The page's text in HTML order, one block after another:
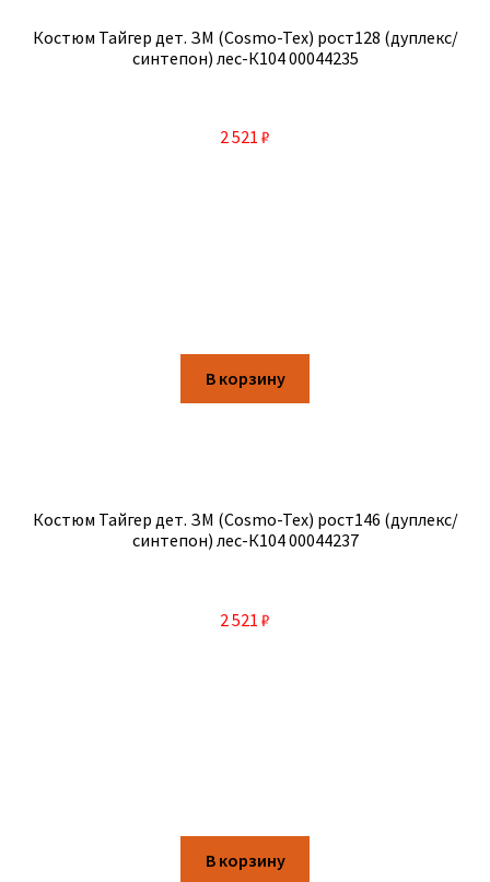
Костюм Тайгер дет. ЗМ (Cosmo-Tex) рост128 (дуплекс/
синтепон) лес-К104 00044235
2 521 ₽
В корзину
Костюм Тайгер дет. ЗМ (Cosmo-Tex) рост146 (дуплекс/
синтепон) лес-К104 00044237
2 521 ₽
В корзину